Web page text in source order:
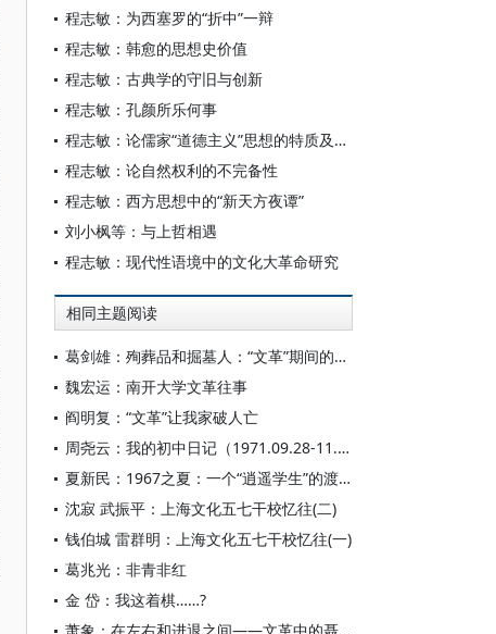
程志敏：为西塞罗的“折中”一辩
程志敏：韩愈的思想史价值
程志敏：古典学的守旧与创新
程志敏：孔颜所乐何事
程志敏：论儒家“道德主义”思想的特质及现代价值
程志敏：论自然权利的不完备性
程志敏：西方思想中的“新天方夜谭”
刘小枫等：与上哲相遇
程志敏：现代性语境中的文化大革命研究
相同主题阅读
葛剑雄：殉葬品和掘墓人：“文革”期间的中学教师
魏宏运：南开大学文革往事
阎明复：“文革”让我家破人亡
周尧云：我的初中日记（1971.09.28-11.25）
夏新民：1967之夏：一个“逍遥学生”的渡江前后
沈寂 武振平：上海文化五七干校忆往(二)
钱伯城 雷群明：上海文化五七干校忆往(一)
葛兆光：非青非红
金 岱：我这着棋……?